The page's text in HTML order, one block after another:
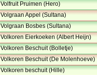
Volfruit Pruimen (Hero)
Volgraan Appel (Sultana)
Volgraan Bosbes (Sultana)
Volkoren Eierkoeken (Albert Heijn)
Volkoren Beschuit (Bolletje)
Volkoren Beschuit (De Molenhoeve)
Volkoren beschuit (Hille)